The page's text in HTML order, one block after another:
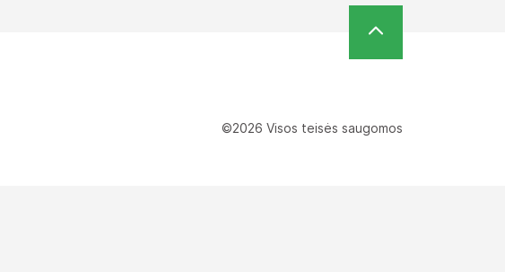
©2026 Visos teisės saugomos